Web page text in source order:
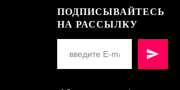
ПОДПИСЫВАЙТЕСЬ
НА РАССЫЛКУ